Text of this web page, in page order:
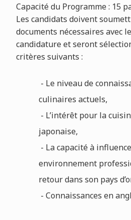
Capacité du Programme : 15
Les candidats doivent
documents nécessaires avec
candidature et seront
critères suivants :
- Le niveau de
culinaires actuels,
- L’intérêt pour la
japonaise,
- La capacité à
environnement
retour dans son pays
- Connaissances en